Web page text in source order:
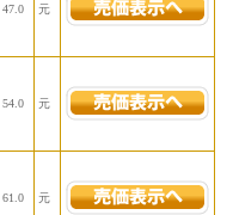
47.0 元
54.0 元
61.0 元